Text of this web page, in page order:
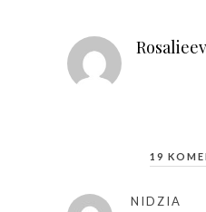
19
NIDZIA